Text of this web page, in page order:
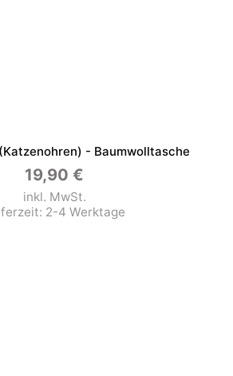
- Baumwolltasche
19,90 €
inkl. MwSt.
2-4 Werktage